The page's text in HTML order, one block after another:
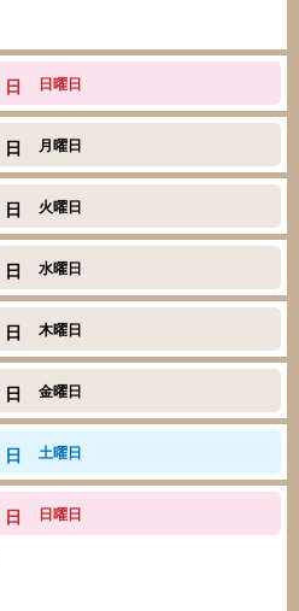
日 日曜日
日 月曜日
日 火曜日
日 水曜日
日 木曜日
日 金曜日
日 土曜日
日 日曜日